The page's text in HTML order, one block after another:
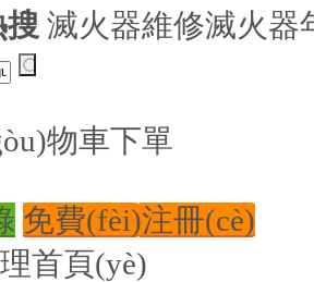
滅火器維修滅火器
物車下單
免費(fèi)注冊(cè)
首頁(yè)